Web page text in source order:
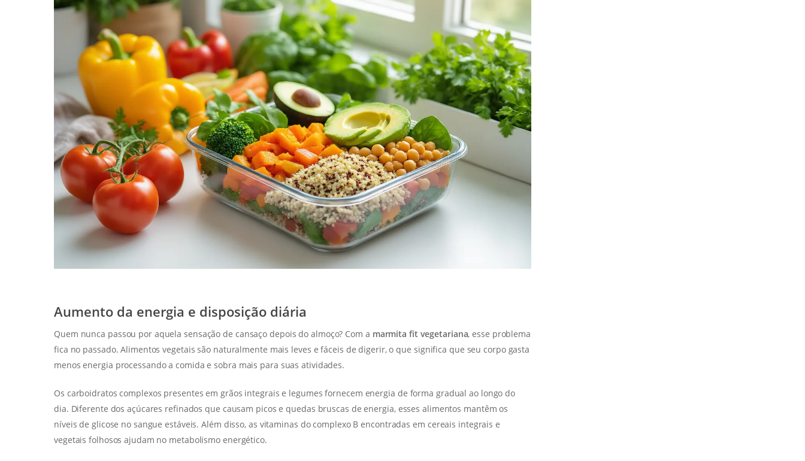
Aumento da energia e disposição diária
Quem nunca passou por aquela sensação de cansaço depois do almoço? Com a marmita fit vegetariana, esse problema
fica no passado. Alimentos vegetais são naturalmente mais leves e fáceis de digerir, o que significa que seu corpo gasta
menos energia processando a comida e sobra mais para suas atividades.
Os carboidratos complexos presentes em grãos integrais e legumes fornecem energia de forma gradual ao longo do
dia. Diferente dos açúcares refinados que causam picos e quedas bruscas de energia, esses alimentos mantêm os
níveis de glicose no sangue estáveis. Além disso, as vitaminas do complexo B encontradas em cereais integrais e
vegetais folhosos ajudam no metabolismo energético.